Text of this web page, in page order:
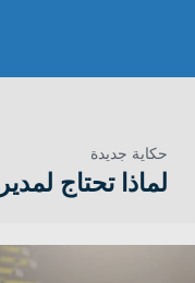
حكاية جديدة
لماذا تحتاج